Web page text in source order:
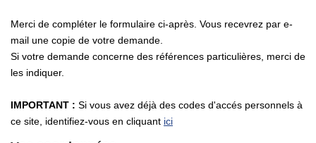
Qui Sommes-Nous ?
Notre Équipe
Merci de compléter le formulaire ci-après. Vous recevrez par e-
mail une copie de votre demande.
Si votre demande concerne des références particulières, merci de
les indiquer.
IMPORTANT : Si vous avez déjà des codes d'accés personnels à
ce site, identifiez-vous en cliquant ici